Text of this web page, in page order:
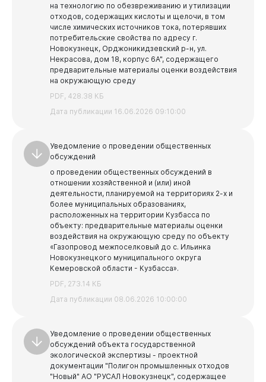
на технологию по обезвреживанию и утилизации
отходов, содержащих кислоты и щелочи, в том
числе химических источников тока, потерявших
потребительские свойства по адресу г.
Новокузнецк, Орджоникидзевский р-н, ул.
Некрасова, дом 18, корпус 6А", содержащего
предварительные материалы оценки воздействия
на окружающую среду
PDF, 428.38 КБ
Дата публикации 16.06.2026 09:10:00
Уведомление о проведении общественных
обсуждений
о проведении общественных обсуждений в
отношении хозяйственной и (или) иной
деятельности, планируемой на территориях 2-х и
более муниципальных образованиях,
расположенных на территории Кузбасса по
объекту: предварительные материалы оценки
воздействия на окружающую среду по объекту
«Газопровод межпоселковый до с. Ильинка
Новокузнецкого муниципального округа
Кемеровской области - Кузбасса».
PDF, 273.14 КБ
Дата публикации 08.06.2026 10:00:00
Уведомление о проведении общественных
обсуждений объекта государственной
экологической экспертизы - проектной
документации "Полигон промышленных отходов
"Новый" АО "РУСАЛ Новокузнецк", содержащее